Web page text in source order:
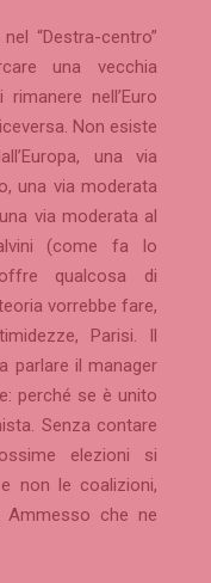
“Destra-centro”
una vecchia
nell’Euro
Non esiste
una via
una via moderata
via moderata al
(come fa lo
qualcosa di
vorrebbe fare,
Parisi. Il
parlare il manager
perché se è unito
Senza contare
elezioni si
non le coalizioni,
Ammesso che ne